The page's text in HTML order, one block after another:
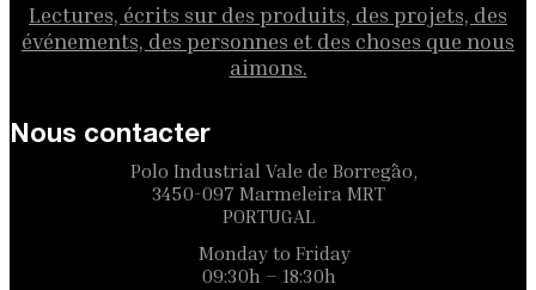
Lectures, écrits sur des produits, des projets, des
événements, des personnes et des choses que nous
aimons.
Nous contacter
Polo Industrial Vale de Borregão,
3450-097 Marmeleira MRT
PORTUGAL
Monday to Friday
09:30h – 18:30h